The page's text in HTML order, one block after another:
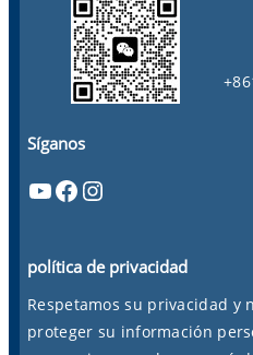
Síganos
YouTube Facebook Instagram
política de privacidad
Respetamos su privacidad y
proteger su información